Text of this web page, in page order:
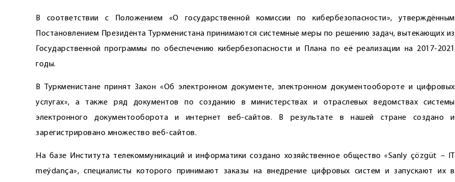
В соответствии с Положением «О государственной комиссии по кибербезопасности», утверждённым
Постановлением Президента Туркменистана принимаются системные меры по решению задач, вытекающих из
Государственной программы по обеспечению кибербезопасности и Плана по её реализации на 2017-2021
годы.
В Туркменистане принят Закон «Об электронном документе, электронном документообороте и цифровых
услугах», а также ряд документов по созданию в министерствах и отраслевых ведомствах системы
электронного документооборота и интернет веб-сайтов. В результате в нашей стране создано и
зарегистрировано множество веб-сайтов.
На базе Института телекоммуникаций и информатики создано хозяйственное общество «Sanly çözgüt – IT
meýdança», специалисты которого принимают заказы на внедрение цифровых систем и запускают их в